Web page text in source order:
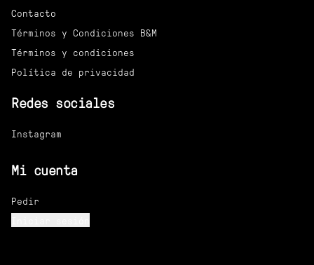
Contacto
Términos y Condiciones B&M
Términos y condiciones
Política de privacidad
Redes sociales
Instagram
Mi cuenta
Pedir